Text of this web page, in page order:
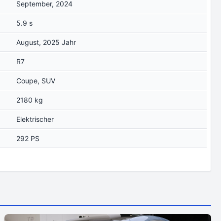
September, 2024
5.9 s
August, 2025 Jahr
R7
Coupe, SUV
2180 kg
Elektrischer
292 PS